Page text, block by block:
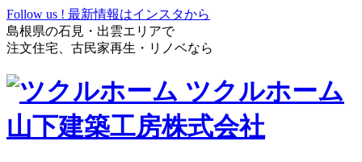
Follow us ! 最新情報はインスタから
島根県の石見・出雲エリアで
注文住宅、古民家再生・リノベなら
ツクルホーム
山下建築工房株式会社